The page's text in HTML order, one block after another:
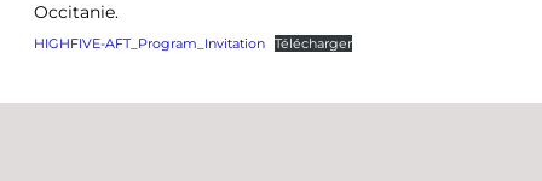
Occitanie.
HIGHFIVE-AFT_Program_Invitation Télécharger